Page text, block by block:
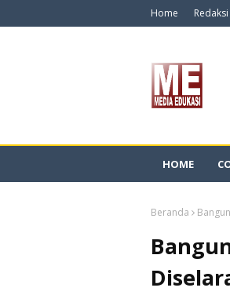
Home Redaksi
HOME
Beranda